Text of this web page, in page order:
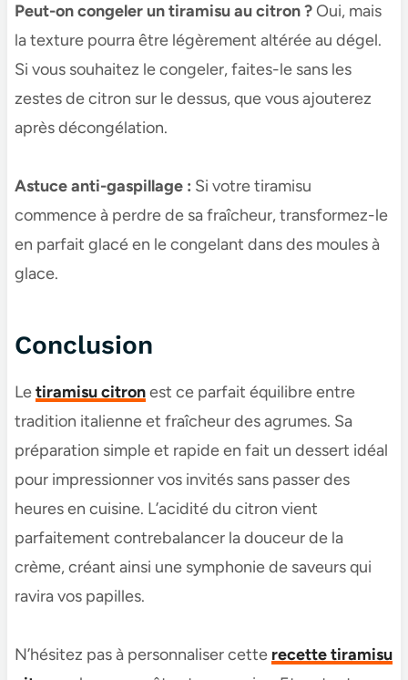
Peut-on congeler un tiramisu au citron ?Oui, mais
la texture pourra être légèrement altérée au dégel.
Si vous souhaitez le congeler, faites-le sans les
zestes de citron sur le dessus, que vous ajouterez
après décongélation.
Astuce anti-gaspillage : Si votre tiramisu
commence à perdre de sa fraîcheur, transformez-le
en parfait glacé en le congelant dans des moules à
glace.
Conclusion
Letiramisu citronest ce parfait équilibre entre
tradition italienne et fraîcheur des agrumes. Sa
préparation simple et rapide en fait un dessert idéal
pour impressionner vos invités sans passer des
heures en cuisine. L’acidité du citron vient
parfaitement contrebalancer la douceur de la
crème, créant ainsi une symphonie de saveurs qui
ravira vos papilles.
N’hésitez pas à personnaliser cette recette tiramisu